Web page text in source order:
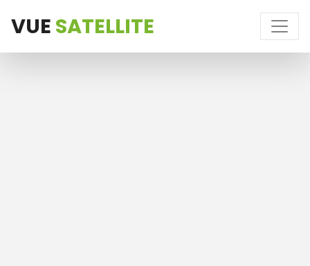
VUE SATELLITE